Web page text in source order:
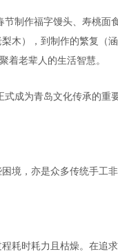
节制作福字馒头、寿桃面
木），到制作的繁复（
着老辈人的生活智慧。
式成为青岛文化传承的重
境，亦是众多传统手工
耗时耗力且枯燥。在追